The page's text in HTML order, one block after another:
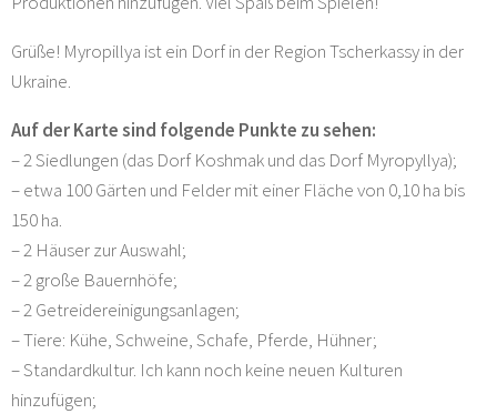
Grüße! Myropillya ist ein Dorf in der Region Tscherkassy in der
Ukraine.
Auf der Karte sind folgende Punkte zu sehen:
– 2 Siedlungen (das Dorf Koshmak und das Dorf Myropyllya);
– etwa 100 Gärten und Felder mit einer Fläche von 0,10 ha bis
150 ha.
– 2 Häuser zur Auswahl;
– 2 große Bauernhöfe;
– 2 Getreidereinigungsanlagen;
– Tiere: Kühe, Schweine, Schafe, Pferde, Hühner;
– Standardkultur. Ich kann noch keine neuen Kulturen
hinzufügen;